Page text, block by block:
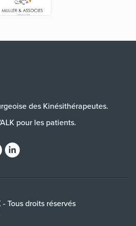
des Kinésithérapeutes.
pour les patients.
Tous droits réservés